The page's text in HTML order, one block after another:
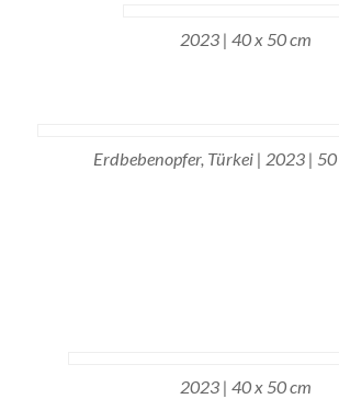
2023 | 40 x 50 cm
Erdbebenopfer, Türkei | 2023 |
2023 | 40 x 50 cm